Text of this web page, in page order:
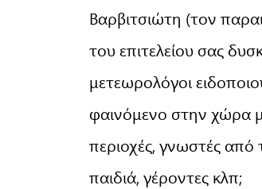
Βαρβιτσιώτη (τον
του επιτελείου σας
μετεωρολόγοι
φαινόμενο στην χώρα
περιοχές, γνωστές
παιδιά, γέροντες κλπ;